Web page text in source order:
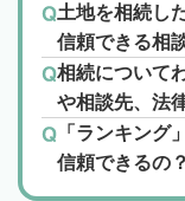
土地を相続し
信頼できる相
相続について
や相談先、法
「ランキング
信頼できるの？